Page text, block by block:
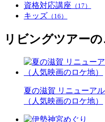
資格対応講座 （17）
キッズ （16）
リビングツアー
夏の滋賀 リニューア
（人気映画のロケ地）